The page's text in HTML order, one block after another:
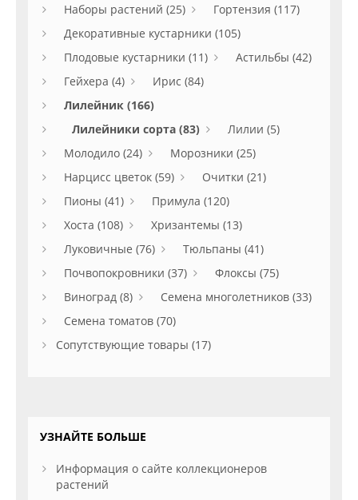
Наборы растений (25)
Гортензия (117)
Декоративные кустарники (105)
Плодовые кустарники (11)
Астильбы (42)
Гейхера (4)
Ирис (84)
Лилейник (166)
Лилейники сорта (83)
Лилии (5)
Молодило (24)
Морозники (25)
Нарцисс цветок (59)
Очитки (21)
Пионы (41)
Примула (120)
Хоста (108)
Хризантемы (13)
Луковичные (76)
Тюльпаны (41)
Почвопокровники (37)
Флоксы (75)
Виноград (8)
Семена многолетников (33)
Семена томатов (70)
Сопутствующие товары (17)
УЗНАЙТЕ БОЛЬШЕ
Информация о сайте коллекционеров
растений